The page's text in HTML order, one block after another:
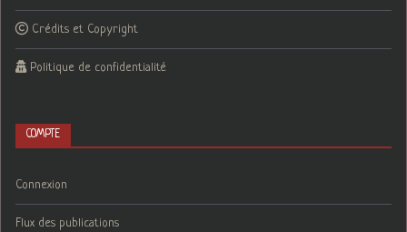
Crédits et Copyright
Politique de confidentialité
COMPTE
Connexion
Flux des publications